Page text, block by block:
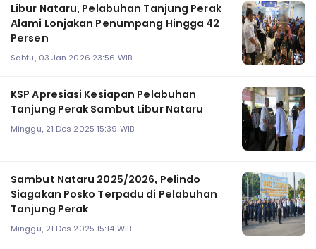
Libur Nataru, Pelabuhan Tanjung Perak
Alami Lonjakan Penumpang Hingga 42
Persen
Sabtu, 03 Jan 2026 23:56 WIB
KSP Apresiasi Kesiapan Pelabuhan
Tanjung Perak Sambut Libur Nataru
Minggu, 21 Des 2025 15:39 WIB
Sambut Nataru 2025/2026, Pelindo
Siagakan Posko Terpadu di Pelabuhan
Tanjung Perak
Minggu, 21 Des 2025 15:14 WIB